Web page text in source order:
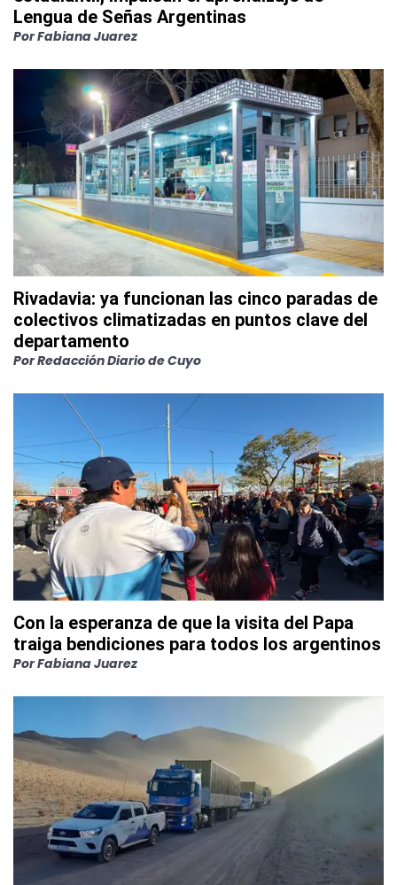
Lengua de Señas Argentinas
PorFabiana Juarez
Rivadavia: ya funcionan las cinco paradas de
colectivos climatizadas en puntos clave del
departamento
PorRedacción Diario de Cuyo
Con la esperanza de que la visita del Papa
traiga bendiciones para todos los argentinos
PorFabiana Juarez